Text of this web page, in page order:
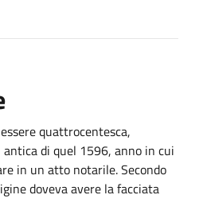
quattrocentesca,
di quel 1596, anno in cui
in un atto notarile. Secondo
doveva avere la facciata